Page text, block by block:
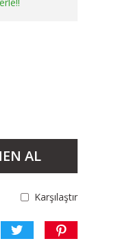
AL
Karşılaştır